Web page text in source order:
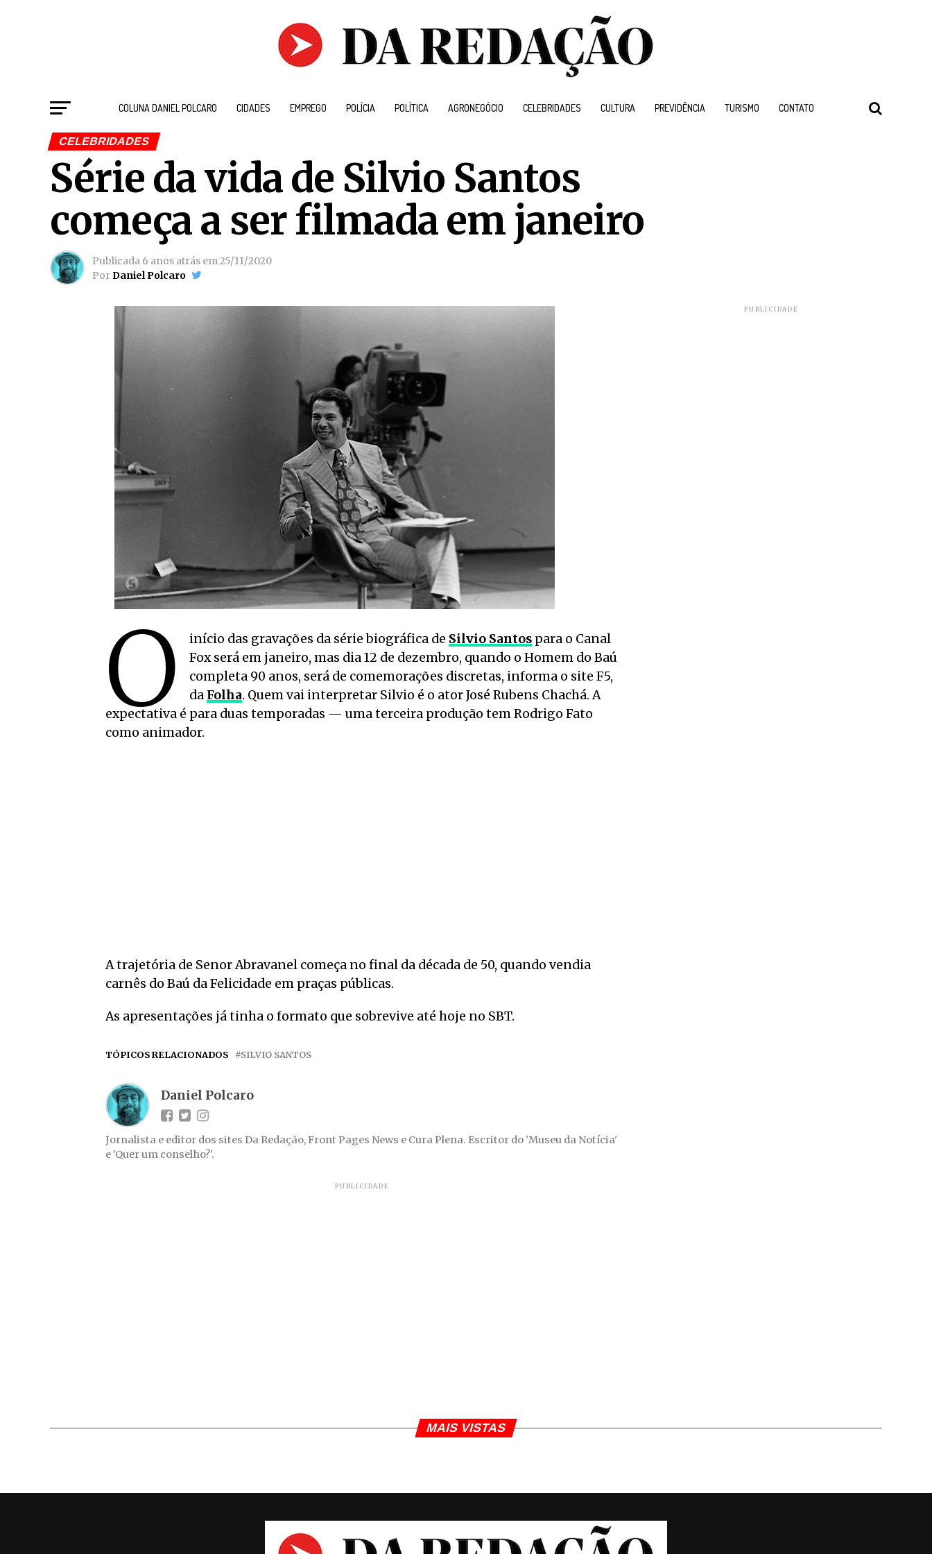
COLUNA DANIEL POLCARO CIDADES EMPREGO POLÍCIA POLÍTICA AGRONEGÓCIO CELEBRIDADES CULTURA PREVIDÊNCIA TURISMO CONTATO
CELEBRIDADES
Série da vida de Silvio Santos
começa a ser filmada em janeiro
Publicada 6 anos atrás em25/11/2020
PorDaniel Polcaro
O início das gravações da série biográfica de Silvio Santospara o Canal
Fox será em janeiro, mas dia 12 de dezembro, quando o Homem do Baú
completa 90 anos, será de comemorações discretas, informa o site F5,
daFolha. Quem vai interpretar Silvio é o ator José Rubens Chachá. A
expectativa é para duas temporadas — uma terceira produção tem Rodrigo Fato
como animador.
A trajetória de Senor Abravanel começa no final da década de 50, quando vendia
carnês do Baú da Felicidade em praças públicas.
As apresentações já tinha o formato que sobrevive até hoje no SBT.
TÓPICOS RELACIONADOS SILVIO SANTOS
Daniel Polcaro
Jornalista e editor dos sites Da Redação, Front Pages News e Cura Plena. Escritor do 'Museu da Notícia'
e 'Quer um conselho?'.
PUBLICIDADE
PUBLICIDADE
MAIS VISTAS